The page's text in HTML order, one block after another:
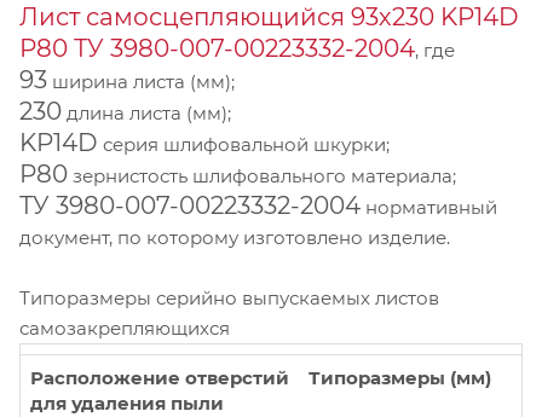
Лист самосцепляющийся 93х230 KP14D
Р80 ТУ 3980-007-00223332-2004, где
93 ширина листа (мм);
230 длина листа (мм);
KP14D серия шлифовальной шкурки;
Р80 зернистость шлифовального материала;
ТУ 3980-007-00223332-2004 нормативный
документ, по которому изготовлено изделие.
Типоразмеры серийно выпускаемых листов
самозакрепляющихся
Расположение отверстий
для удаления пыли
Типоразмеры (мм)